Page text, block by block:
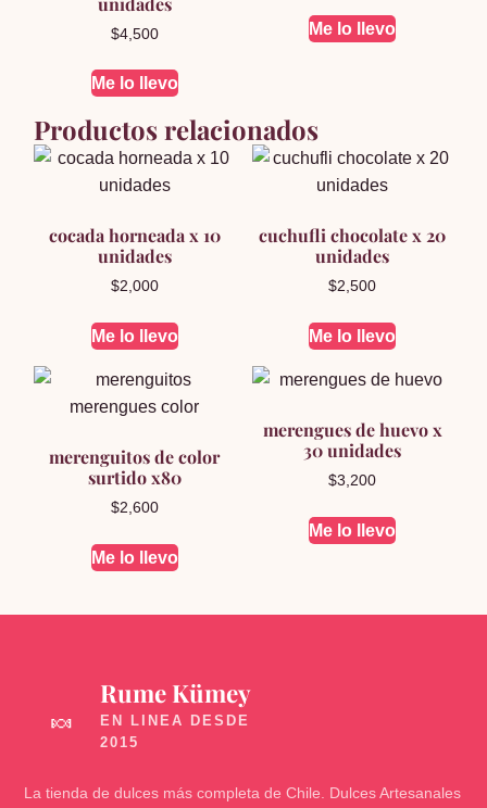
$4,500
Me lo llevo
Me lo llevo
Productos relacionados
cocada horneada x 10
unidades
$2,000
Me lo llevo
cuchufli chocolate x 20
unidades
$2,500
Me lo llevo
merenguitos de color
surtido x80
$2,600
Me lo llevo
merengues de huevo x
30 unidades
$3,200
Me lo llevo
🍬
Rume Kümey
La tienda de dulces más completa de Chile. Dulces Artesanales